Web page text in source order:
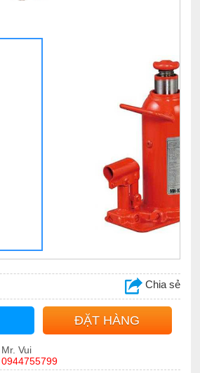
Chia sẻ
ĐẶT HÀNG
Mr. Vui
0944755799